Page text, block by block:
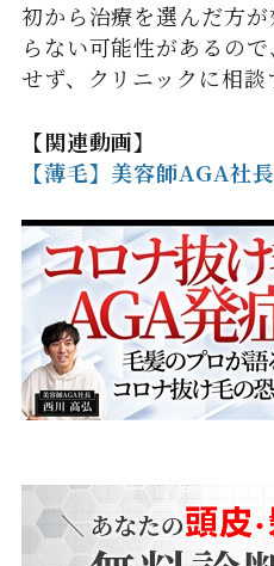
初から治療を選んだ方
らない可能性があるの
せず、クリニックに相談
【関連動画】
【薄毛】美容師AGA社